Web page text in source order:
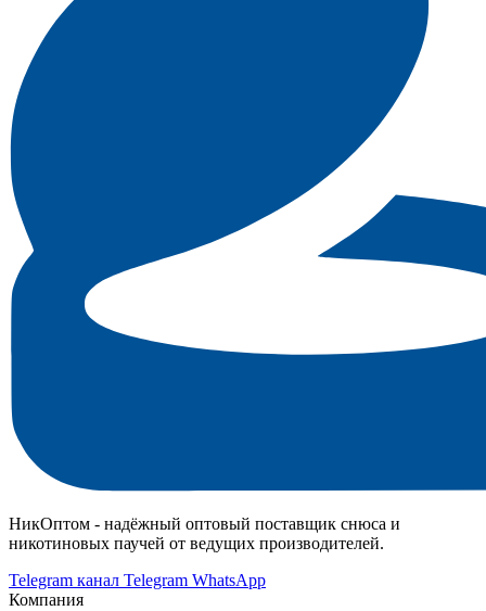
НикОптом - надёжный оптовый поставщик снюса и
никотиновых паучей от ведущих производителей.
Telegram канал Telegram WhatsApp
Компания